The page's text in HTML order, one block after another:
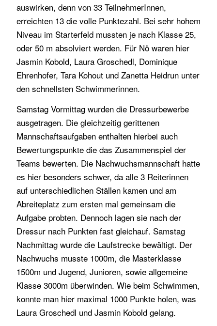
auswirken, denn von 33 TeilnehmerInnen,
erreichten 13 die volle Punktezahl. Bei sehr hohem
Niveau im Starterfeld mussten je nach Klasse 25,
oder 50 m absolviert werden. Für Nö waren hier
Jasmin Kobold, Laura Groschedl, Dominique
Ehrenhofer, Tara Kohout und Zanetta Heidrun unter
den schnellsten Schwimmerinnen.
Samstag Vormittag wurden die Dressurbewerbe
ausgetragen. Die gleichzeitig gerittenen
Mannschaftsaufgaben enthalten hierbei auch
Bewertungspunkte die das Zusammenspiel der
Teams bewerten. Die Nachwuchsmannschaft hatte
es hier besonders schwer, da alle 3 Reiterinnen
auf unterschiedlichen Ställen kamen und am
Abreiteplatz zum ersten mal gemeinsam die
Aufgabe probten. Dennoch lagen sie nach der
Dressur nach Punkten fast gleichauf. Samstag
Nachmittag wurde die Laufstrecke bewältigt. Der
Nachwuchs musste 1000m, die Masterklasse
1500m und Jugend, Junioren, sowie allgemeine
Klasse 3000m überwinden. Wie beim Schwimmen,
konnte man hier maximal 1000 Punkte holen, was
Laura Groschedl und Jasmin Kobold gelang.